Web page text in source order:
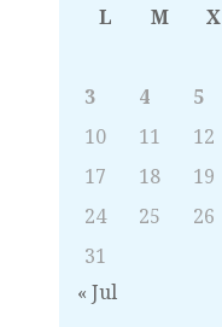
L M X
3
4 5
10
11 12
17
18 19
24
25 26
31
« Jul